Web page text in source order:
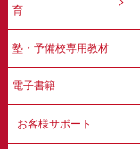
育
塾・予備校専用教材
電子書籍
お客様サポート